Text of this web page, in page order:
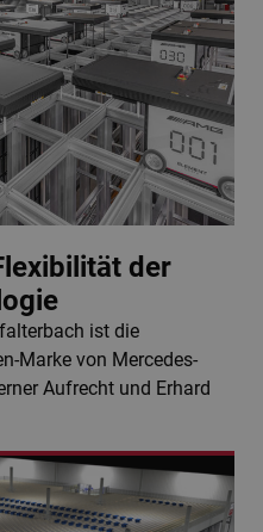
der
ist die
Marke von Mercedes-
Aufrecht und Erhard